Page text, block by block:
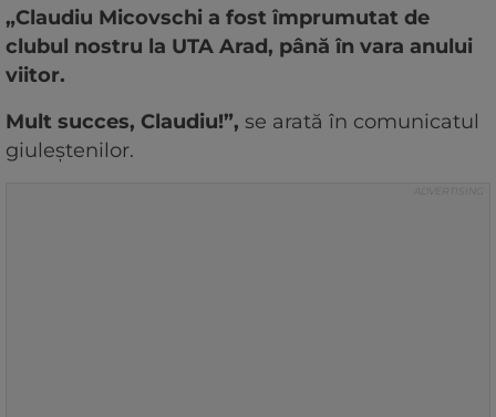
„Claudiu Micovschi a fost împrumutat de
clubul nostru la UTA Arad, până în vara anului
viitor.
Mult succes, Claudiu!”, se arată în comunicatul
giuleștenilor.